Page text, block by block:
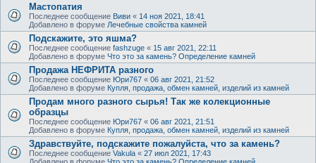
Мастопатия
Последнее сообщение Виви « 14 ноя 2021, 18:41
Добавлено в форуме Лечебные свойства камней
Подскажите, это яшма?
Последнее сообщение fashzuge « 15 авг 2021, 22:11
Добавлено в форуме Что это за камень? Определение камней
Продажа НЕФРИТА разного
Последнее сообщение Юри767 « 06 авг 2021, 21:52
Добавлено в форуме Купля, продажа, обмен камней, изделий из камней
Продам много разного сырья! Так же колекционные
образцы
Последнее сообщение Юри767 « 06 авг 2021, 21:51
Добавлено в форуме Купля, продажа, обмен камней, изделий из камней
Здравствуйте, подскажите пожалуйста, что за камень?
Последнее сообщение Vakula « 27 июл 2021, 17:43
Добавлено в форуме Что это за камень? Определение камней